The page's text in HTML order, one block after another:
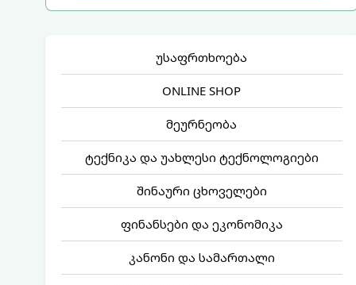
უსაფრთხოება
ONLINE SHOP
მეურნეობა
ტექნიკა და უახლესი ტექნოლოგიები
შინაური ცხოველები
ფინანსები და ეკონომიკა
კანონი და სამართალი